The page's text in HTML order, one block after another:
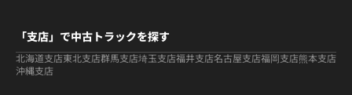
「支店」で中古トラックを探す
北海道支店東北支店群馬支店埼玉支店福井支店名古屋支店福岡支店熊本支店
沖縄支店